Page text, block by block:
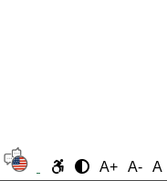
A+ A- A